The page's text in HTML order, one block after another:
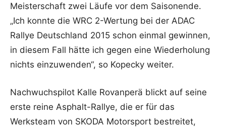
Meisterschaft zwei Läufe vor dem Saisonende.
„Ich konnte die WRC 2-Wertung bei der ADAC
Rallye Deutschland 2015 schon einmal gewinnen,
in diesem Fall hätte ich gegen eine Wiederholung
nichts einzuwenden“, so Kopecky weiter.
Nachwuchspilot Kalle Rovanperä blickt auf seine
erste reine Asphalt-Rallye, die er für das
Werksteam von SKODA Motorsport bestreitet,